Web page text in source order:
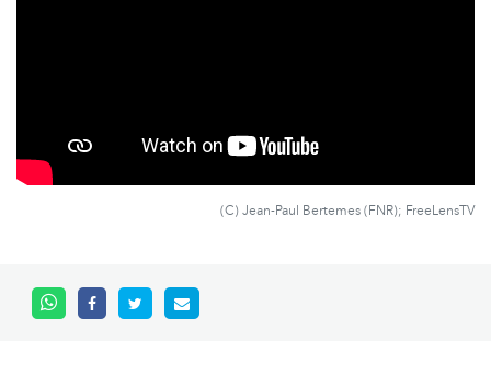
(C) Jean-Paul Bertemes (FNR); FreeLensTV